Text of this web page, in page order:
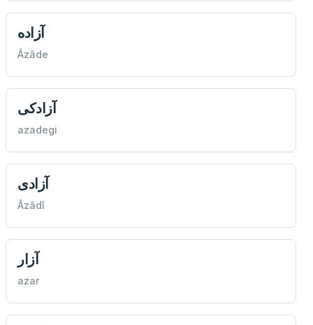
آزاده
Âzâde
آزادكی
azadegi
آزادی
Âzâdî
آزار
azar